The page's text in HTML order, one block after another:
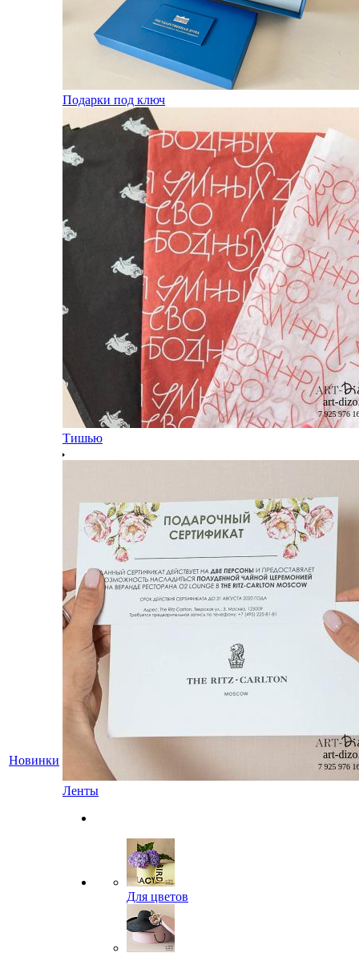
Новинки
Подарки под ключ
Тишью
Ленты
Для цветов